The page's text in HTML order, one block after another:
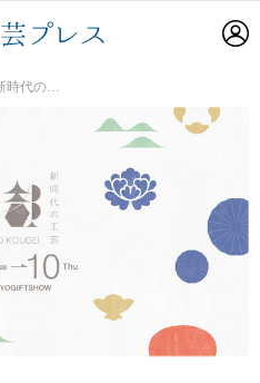
ギフトショー LIFE×DESIGNに出展